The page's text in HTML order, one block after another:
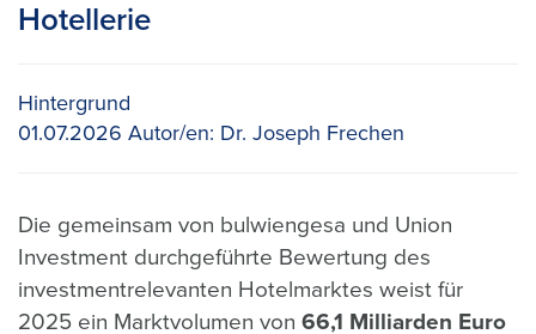
Hotellerie
Hintergrund
01.07.2026 Autor/en: Dr. Joseph Frechen
Die gemeinsam von bulwiengesa und Union
Investment durchgeführte Bewertung des
investmentrelevanten Hotelmarktes weist für
2025 ein Marktvolumen von 66,1 Milliarden Euro